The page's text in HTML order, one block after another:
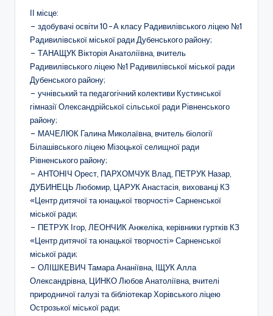
кі
л
ь
н
о
ї
о
с
в
іт
и
"
Р
і
в
н
ІІ місце:
– здобувачі освіти 10-А класу Радивилівського ліцею №1
Радивилівської міської ради Дубенського району;
– ТАНАЩУК Вікторія Анатоліївна, вчитель
Радивилівського ліцею №1 Радивилівської міської ради
Дубенського району;
– учнівський та педагогічний колективи Кустинської
гімназії Олександрійської сільської ради Рівненського
району;
– МАЧЕЛЮК Галина Миколаївна, вчитель біології
Білашівського ліцею Мізоцької селищної ради
Рівненського району;
– АНТОНІЧ Орест, ПАРХОМЧУК Влад, ПЕТРУК Назар,
ДУБИНЕЦЬ Любомир, ЦАРУК Анастасія, вихованці КЗ
«Центр дитячої та юнацької творчості» Сарненської
міської ради;
– ПЕТРУК Ігор, ЛЕОНЧИК Анжеліка, керівники гуртків КЗ
«Центр дитячої та юнацької творчості» Сарненської
міської ради;
– ОЛІШКЕВИЧ Тамара Ананіївна, ІЩУК Алла
Олександрівна, ЦИНКО Любов Анатоліївна, вчителі
природничої галузі та бібліотекар Хорівського ліцею
Острозької міської ради;